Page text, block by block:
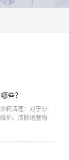
些？
箱清理：对于沙
护。清除堵塞物